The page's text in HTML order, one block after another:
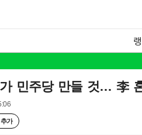
민주당 만들 것… 李
가